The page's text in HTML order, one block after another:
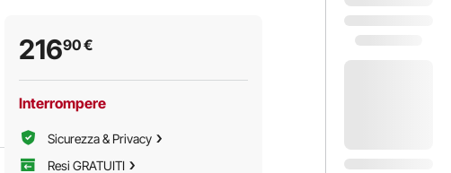
21690€
Interrompere
Sicurezza & Privacy
Resi GRATUITI